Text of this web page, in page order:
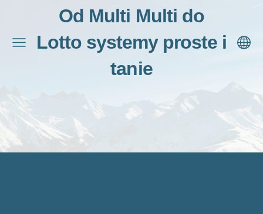
Od Multi Multi do
Lotto systemy proste i
tanie